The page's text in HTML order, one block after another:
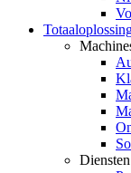
Diensten